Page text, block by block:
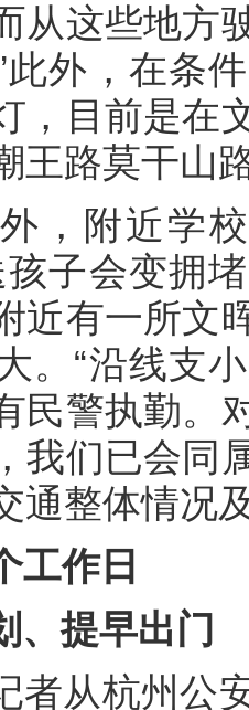
从这些地方
此外，在条
，目前是在
王路莫干山
，附近学
孩子会变拥
近有一所文
。“沿线支
民警执勤。
我们已会同
通整体情况
工作日
、提早出门
者从杭州公